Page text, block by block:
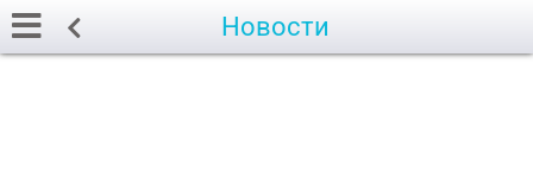
Новости